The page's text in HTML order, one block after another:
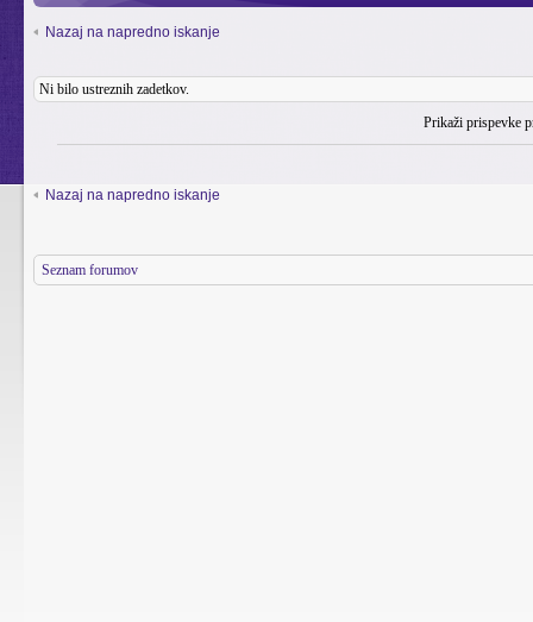
Nazaj na napredno iskanje
Ni bilo ustreznih zadetkov.
Prikaži prispevke
Nazaj na napredno iskanje
Seznam forumov